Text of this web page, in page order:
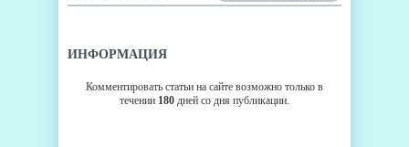
ИНФОРМАЦИЯ
Комментировать статьи на сайте возможно только в
течении 180 дней со дня публикации.